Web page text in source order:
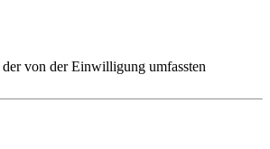
von der Einwilligung umfassten